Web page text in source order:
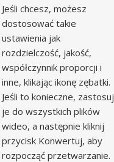
Jeśli chcesz, możesz
dostosować takie
ustawienia jak
rozdzielczość, jakość,
współczynnik proporcji i
inne, klikając ikonę zębatki.
Jeśli to konieczne, zastosuj
je do wszystkich plików
wideo, a następnie kliknij
przycisk Konwertuj, aby
rozpocząć przetwarzanie.